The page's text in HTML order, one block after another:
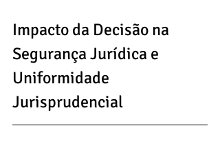
Impacto da Decisão na
Segurança Jurídica e
Uniformidade
Jurisprudencial